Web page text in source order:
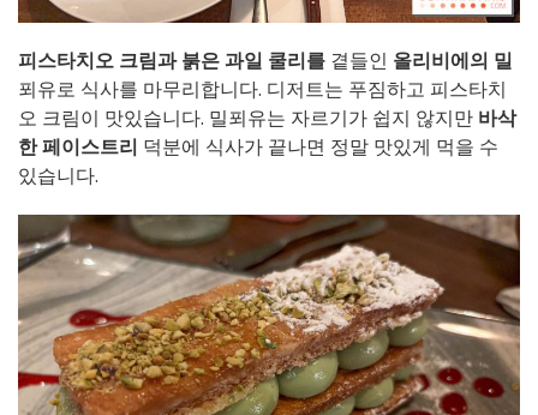
피스타치오 크림과 붉은 과일 쿨리를 곁들인 올리비에의 밀
푀유로 식사를 마무리합니다. 디저트는 푸짐하고 피스타치
오 크림이 맛있습니다. 밀푀유는 자르기가 쉽지 않지만 바삭
한 페이스트리 덕분에 식사가 끝나면 정말 맛있게 먹을 수
있습니다.